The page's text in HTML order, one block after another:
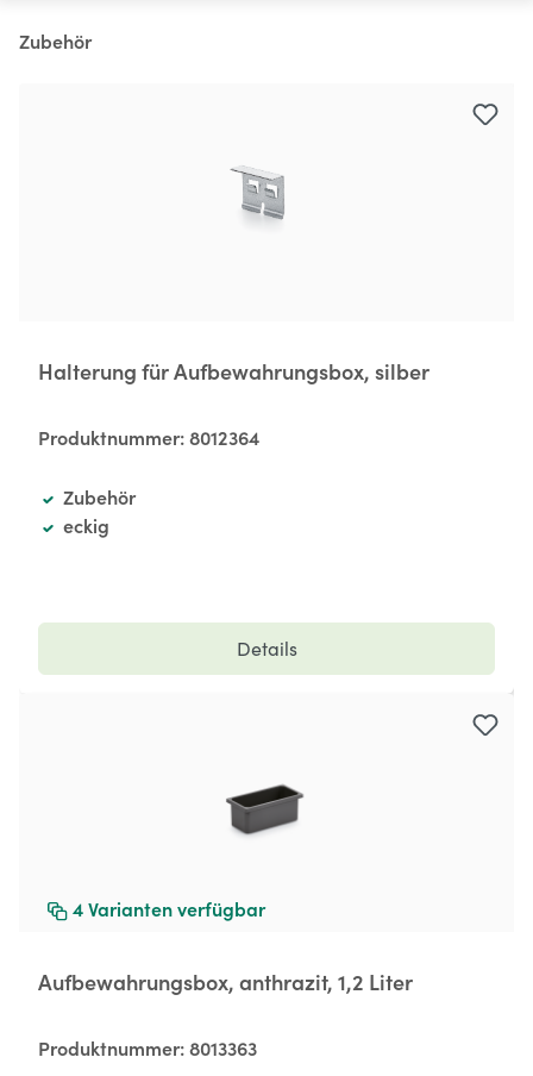
Zubehör
Halterung für Aufbewahrungsbox, silber
Produktnummer:8012364
Zubehör
eckig
Details
4 Varianten verfügbar
Aufbewahrungsbox, anthrazit, 1,2 Liter
Produktnummer:8013363